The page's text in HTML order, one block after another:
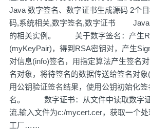
Java 数字签名、数字证书生成源码 2个
码,系统相关,数字签名,数字证书 Java
的相关实例。 关于数字签名：产生
(myKeyPair)，得到RSA密钥对，产生
对信息(info)签名，用指定算法产生签名
名对象，将待签名的数据传送给签名对象
用公钥验证签名结果，使用公钥初始化
名。 数字证书：从文件中读取数字证
流,输入文件为c:/mycert.cer，获取一个
工厂……